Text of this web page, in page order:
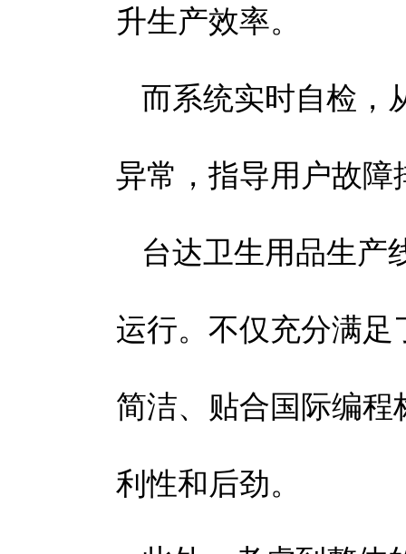
升生产效率。
而系统实时自检，
异常，指导用户故
台达卫生用品生产
运行。不仅充分满
简洁、贴合国际编
利性和后劲。